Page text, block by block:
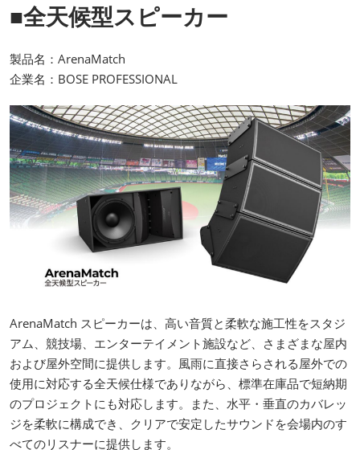
■全天候型スピーカー
製品名：ArenaMatch
企業名：BOSE PROFESSIONAL
ArenaMatch スピーカーは、高い音質と柔軟な施工性をスタジ
アム、競技場、エンターテイメント施設など、さまざまな屋内
および屋外空間に提供します。風雨に直接さらされる屋外での
使用に対応する全天候仕様でありながら、標準在庫品で短納期
のプロジェクトにも対応します。また、水平・垂直のカバレッ
ジを柔軟に構成でき、クリアで安定したサウンドを会場内のす
べてのリスナーに提供します。